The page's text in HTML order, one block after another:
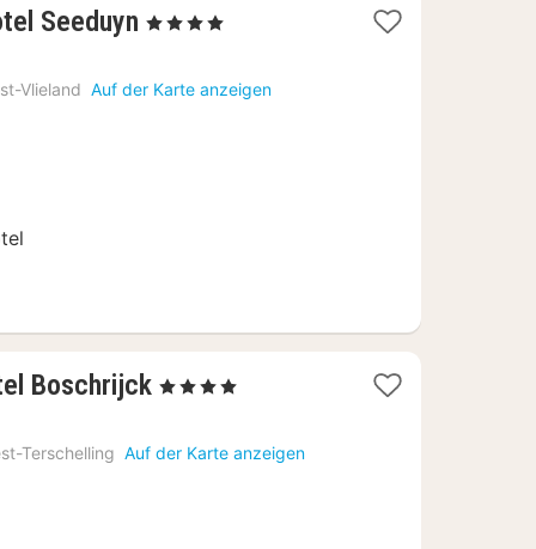
Seeduyn 1
ab
213
, 4 Sterne
Vlieland Auf der Karte anzeigen
Boschrijck 1
ab
249
, 4 Sterne
Terschelling Auf der Karte anzeigen